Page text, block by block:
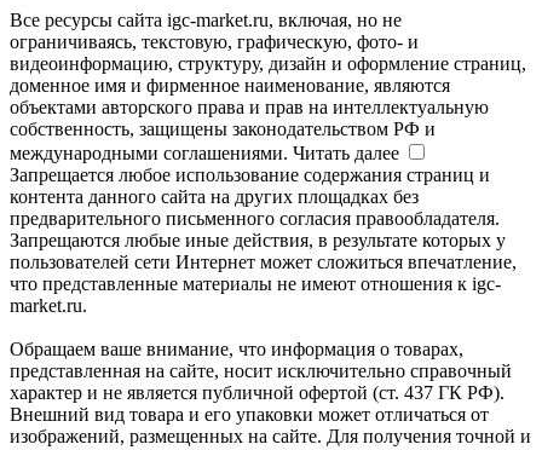
Все ресурсы сайта igc-market.ru, включая, но не
ограничиваясь, текстовую, графическую, фото- и
видеоинформацию, структуру, дизайн и оформление страниц,
доменное имя и фирменное наименование, являются
объектами авторского права и прав на интеллектуальную
собственность, защищены законодательством РФ и
международными соглашениями. Читать далее
Запрещается любое использование содержания страниц и
контента данного сайта на других площадках без
предварительного письменного согласия правообладателя.
Запрещаются любые иные действия, в результате которых у
пользователей сети Интернет может сложиться впечатление,
что представленные материалы не имеют отношения к igc-
market.ru.
Обращаем ваше внимание, что информация о товарах,
представленная на сайте, носит исключительно справочный
характер и не является публичной офертой (ст. 437 ГК РФ).
Внешний вид товара и его упаковки может отличаться от
изображений, размещенных на сайте. Для получения точной и